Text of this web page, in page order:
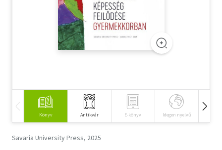
Tankönyv, segédkönyv
Társadalomtudomány
Könyv Antikvár E-könyv Idegen nyelvű
Savaria University Press, 2025